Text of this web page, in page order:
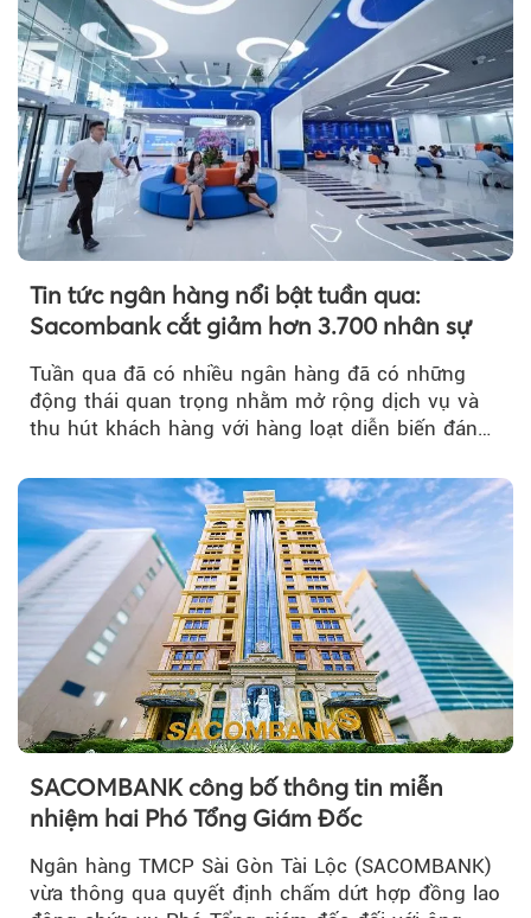
Tin tức ngân hàng nổi bật tuần qua:
Sacombank cắt giảm hơn 3.700 nhân sự
Tuần qua đã có nhiều ngân hàng đã có những
động thái quan trọng nhằm mở rộng dịch vụ và
thu hút khách hàng với hàng loạt diễn biến đáng
SACOMBANK công bố thông tin miễn
nhiệm hai Phó Tổng Giám Đốc
Ngân hàng TMCP Sài Gòn Tài Lộc (SACOMBANK)
vừa thông qua quyết định chấm dứt hợp đồng lao